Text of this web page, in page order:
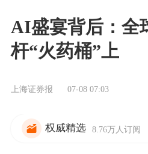
AI盛宴背后：全
杆“火药桶”上
上海证券报 07-08 07:03
权威精选 8.76万人订阅